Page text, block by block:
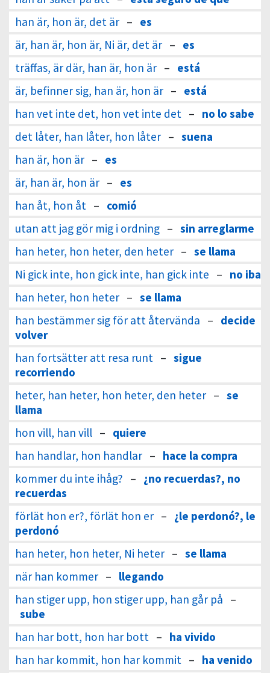
han är, hon är, det är – es
är, han är, hon är, Ni är, det är – es
träffas, är där, han är, hon är – está
är, befinner sig, han är, hon är – está
han vet inte det, hon vet inte det – no lo sabe
det låter, han låter, hon låter – suena
han är, hon är – es
är, han är, hon är – es
han åt, hon åt – comió
utan att jag gör mig i ordning – sin arreglarme
han heter, hon heter, den heter – se llama
Ni gick inte, hon gick inte, han gick inte – no iba
han heter, hon heter – se llama
han bestämmer sig för att återvända – decide
volver
han fortsätter att resa runt – sigue
recorriendo
heter, han heter, hon heter, den heter – se
llama
hon vill, han vill – quiere
han handlar, hon handlar – hace la compra
kommer du inte ihåg? – ¿no recuerdas?, no
recuerdas
förlät hon er?, förlät hon er – ¿le perdonó?, le
perdonó
han heter, hon heter, Ni heter – se llama
när han kommer – llegando
han stiger upp, hon stiger upp, han går på –
sube
han har bott, hon har bott – ha vivido
han har kommit, hon har kommit – ha venido